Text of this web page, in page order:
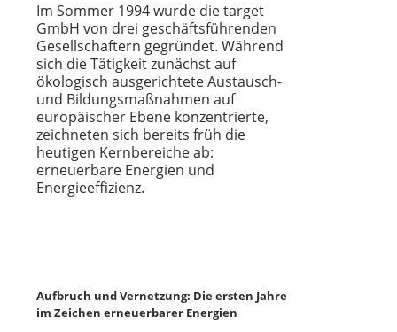
Im Sommer 1994 wurde die target
GmbH von drei geschäftsführenden
Gesellschaftern gegründet. Während
sich die Tätigkeit zunächst auf
ökologisch ausgerichtete Austausch-
und Bildungsmaßnahmen auf
europäischer Ebene konzentrierte,
zeichneten sich bereits früh die
heutigen Kernbereiche ab:
erneuerbare Energien und
Energieeffizienz.
Aufbruch und Vernetzung: Die ersten Jahre
im Zeichen erneuerbarer Energien